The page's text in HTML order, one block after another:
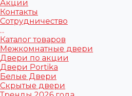
Акции
Контакты
Сотрудничество
...
Каталог товаров
Межкомнатные двери
Двери по акции
Двери Portika
Белые Двери
Скрытые двери